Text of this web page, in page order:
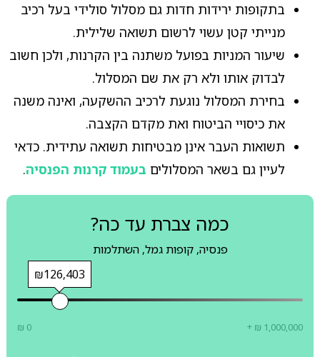
בתקופות ירידות חדות גם מסלול סולידי בעל רכיב
מנייתי קטן עשוי לרשום תשואה שלילית.
שיעור המניות בפועל משתנה בין הקרנות, ולכן חשוב
לבדוק אותו ולא רק את שם המסלול.
בחירת המסלול נוגעת לרכיב ההשקעה, ואינה משנה
את כיסויי הביטוח ואת מקדם הקצבה.
תשואות העבר אינן מבטיחות תשואה עתידית. כדאי
לעיין גם בשאר המסלולים בעמוד קרנות הפנסיה.
כמה צברת עד כה?
פנסיה, קופות גמל, השתלמות
₪126,403
₪ 0 + ₪ 1,000,000